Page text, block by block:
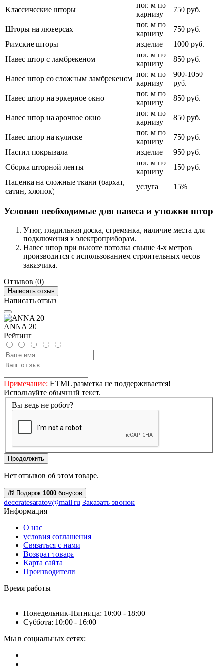
Классические шторы
пог. м по
карнизу
750 руб.
Шторы на люверсах
пог. м по
карнизу
750 руб.
Римские шторы
изделие
1000 руб.
Навес штор с ламбрекеном
пог. м по
карнизу
850 руб.
Навес штор со сложным ламбрекеном
пог. м по
карнизу
900-1050
руб.
Навес штор на эркерное окно
пог. м по
карнизу
850 руб.
Навес штор на арочное окно
пог. м по
карнизу
850 руб.
Навес штор на кулиске
пог. м по
карнизу
750 руб.
Настил покрывала
изделие
950 руб.
Сборка шторной ленты
пог. м по
карнизу
150 руб.
Наценка на сложные ткани (бархат,
сатин, хлопок)
услуга 15%
Условия необходимые для навеса и утюжки штор
Утюг, гладильная доска, стремянка, наличие места для
подключения к электроприборам.
Навес штор при высоте потолка свыше 4-х метров
производится с использованием строительных лесов
заказчика.
Отзывов (0)
Написать отзыв
Написать отзыв
ANNA 20
Рейтинг
Примечание: HTML разметка не поддерживается!
Используйте обычный текст.
Вы ведь не робот?
Продолжить
Нет отзывов об этом товаре.
🎁 Подарок 1000 бонусов
decoratesaratov@mail.ru Заказать звонок
Информация
О нас
условия соглашения
Связаться с нами
Возврат товара
Карта сайта
Производители
Время работы
Понедельник-Пятница: 10:00 - 18:00
Суббота: 10:00 - 16:00
Мы в социальных сетях: